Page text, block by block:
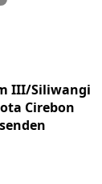
III/Siliwangi
Cirebon